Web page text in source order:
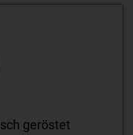
geröstet